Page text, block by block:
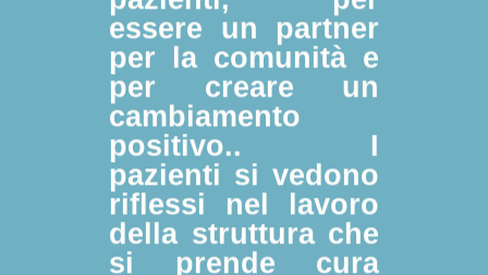
essere un partner
per la comunità e
per creare un
cambiamento
positivo.. I
pazienti si vedono
riflessi nel lavoro
della struttura che
si prende cura